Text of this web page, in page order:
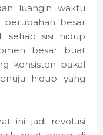
luangin waktu
perubahan besar
setiap sisi hidup
besar buat
konsisten bakal
hidup yang
ini jadi revolusi